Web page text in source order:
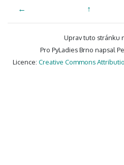
← ↑
Uprav tuto stránku
Pro PyLadies Brno napsal
Licence: Creative Commons